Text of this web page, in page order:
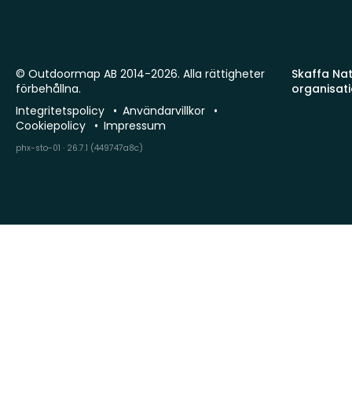
Skaffa
© Outdoormap AB 2014-2026. Alla rättigheter
förbehållna.
Integritetspolicy
Användarvillkor
Cookiepolicy
Impressum
phx-sto-01 · 26.7.1 (449747a8c)